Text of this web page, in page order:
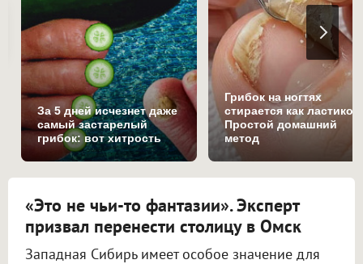
За 5 дней исчезнет даже
самый застарелый
грибок: вот хитрость
Грибок на ногтях
стирается как
Простой домашний
метод
«Это не чьи-то фантазии». Эксперт
призвал перенести столицу в Омск
Западная Сибирь имеет особое значение для